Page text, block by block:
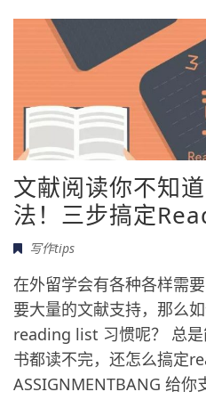
文献阅读你不知
法！三步搞定
写作tips
在外留学会有各种各样需
要大量的文献支持，那么
reading list 习惯呢？ 总是
书都读不完，还怎么搞定
ASSIGNMENTBANG 给